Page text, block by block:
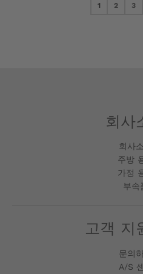
1 2 3
회사
회사
주방
가정
부속
고객 지
문의
A/S